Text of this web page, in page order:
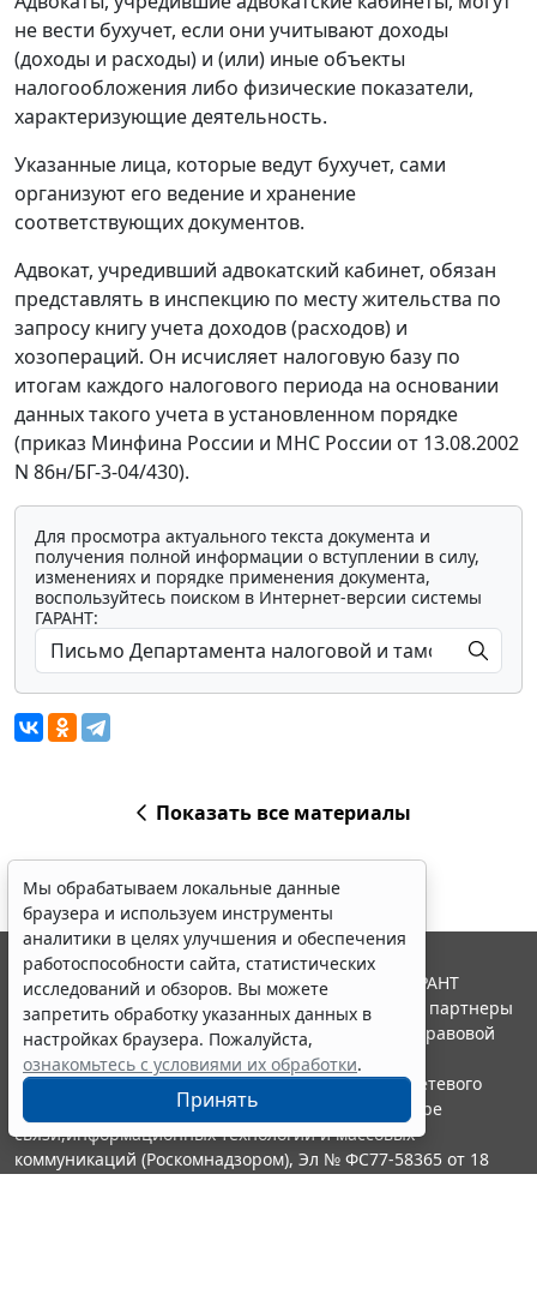
не вести бухучет, если они учитывают доходы
(доходы и расходы) и (или) иные объекты
налогообложения либо физические показатели,
характеризующие деятельность.
Указанные лица, которые ведут бухучет, сами
организуют его ведение и хранение
соответствующих документов.
Адвокат, учредивший адвокатский кабинет, обязан
представлять в инспекцию по месту жительства по
запросу книгу учета доходов (расходов) и
хозопераций. Он исчисляет налоговую базу по
итогам каждого налогового периода на основании
данных такого учета в установленном порядке
(приказ Минфина России и МНС России от 13.08.2002
N 86н/БГ-3-04/430).
Для просмотра актуального текста документа и
получения полной информации о вступлении в силу,
изменениях и порядке применения документа,
воспользуйтесь поиском в Интернет-версии системы
ГАРАНТ:
Показать все материалы
Мы обрабатываем локальные данные
браузера и используем инструменты
аналитики в целях улучшения и обеспечения
работоспособности сайта, статистических
исследований и обзоров. Вы можете
запретить обработку указанных данных в
настройках браузера. Пожалуйста,
ознакомьтесь с условиями их обработки.
Принять
© ООО "НПП "ГАРАНТ-СЕРВИС", 2026. Система ГАРАНТ
выпускается с 1990 года. Компания "Гарант" и ее партнеры
являются участниками Российской ассоциации правовой
информации ГАРАНТ.
Портал ГАРАНТ.РУ зарегистрирован в качестве сетевого
издания Федеральной службой по надзору в сфере
связи,информационных технологий и массовых
коммуникаций (Роскомнадзором), Эл № ФС77-58365 от 18